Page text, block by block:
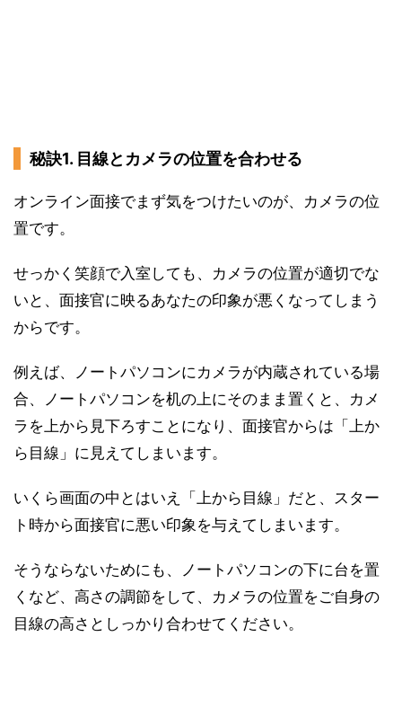
秘訣1. 目線とカメラの位置を合わせる
オンライン面接でまず気をつけたいのが、カメラの位
置です。
せっかく笑顔で入室しても、カメラの位置が適切でな
いと、面接官に映るあなたの印象が悪くなってしまう
からです。
例えば、ノートパソコンにカメラが内蔵されている場
合、ノートパソコンを机の上にそのまま置くと、カメ
ラを上から見下ろすことになり、面接官からは「上か
ら目線」に見えてしまいます。
いくら画面の中とはいえ「上から目線」だと、スター
ト時から面接官に悪い印象を与えてしまいます。
そうならないためにも、ノートパソコンの下に台を置
くなど、高さの調節をして、カメラの位置をご自身の
目線の高さとしっかり合わせてください。